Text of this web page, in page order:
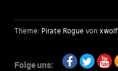
Theme: Pirate Rogue von xwolf
Folge uns: